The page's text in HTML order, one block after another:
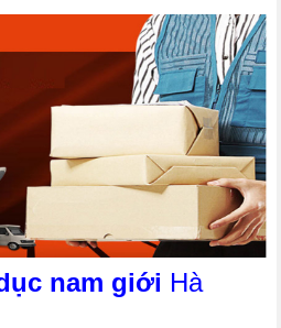
nam giới Hà